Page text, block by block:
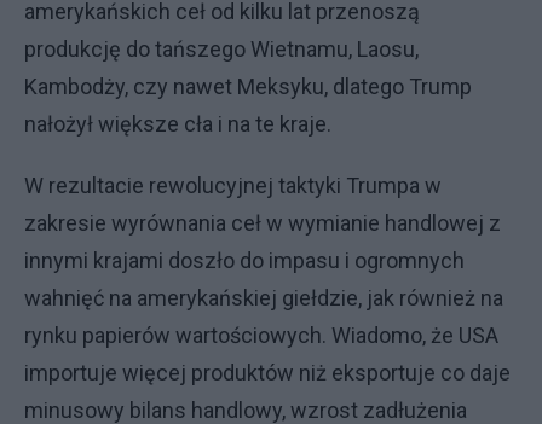
amerykańskich ceł od kilku lat przenoszą
produkcję do tańszego Wietnamu, Laosu,
Kambodży, czy nawet Meksyku, dlatego Trump
nałożył większe cła i na te kraje.
W rezultacie rewolucyjnej taktyki Trumpa w
zakresie wyrównania ceł w wymianie handlowej z
innymi krajami doszło do impasu i ogromnych
wahnięć na amerykańskiej giełdzie, jak również na
rynku papierów wartościowych. Wiadomo, że USA
importuje więcej produktów niż eksportuje co daje
minusowy bilans handlowy, wzrost zadłużenia